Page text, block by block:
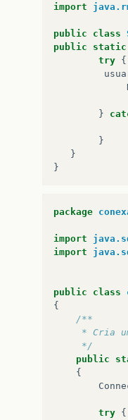
import
public class
public
static
try {
}
}
}
}
package
import
import
public class
{
/**
* Cria
     */
public
{
try {